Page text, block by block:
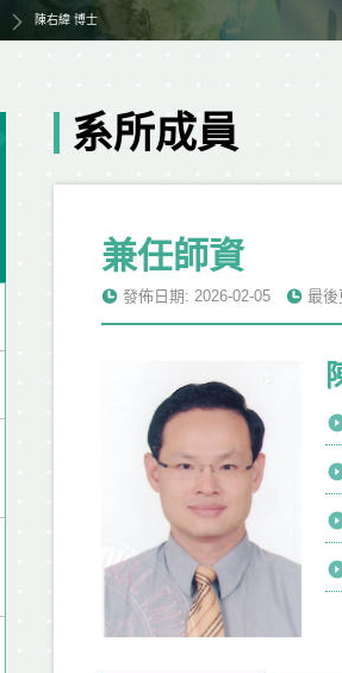
陳右緯 博士
系所成員
兼任師資
發佈日期: 2026-02-05 最後